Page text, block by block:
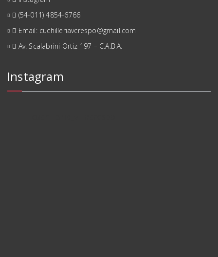
(54-011) 4854-6766
Email: cuchilleriavcrespo@gmail.com
Av. Scalabrini Ortiz 197 – C.A.B.A.
Instagram